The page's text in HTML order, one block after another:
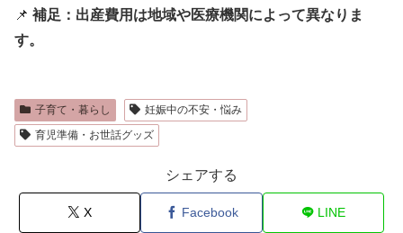
📌 補足：出産費用は地域や医療機関によって異なりま
す。
子育て・暮らし
妊娠中の不安・悩み
育児準備・お世話グッズ
シェアする
X Facebook LINE